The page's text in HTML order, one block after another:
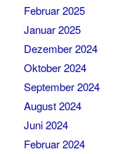
Februar 2025
Januar 2025
Dezember 2024
Oktober 2024
September 2024
August 2024
Juni 2024
Februar 2024